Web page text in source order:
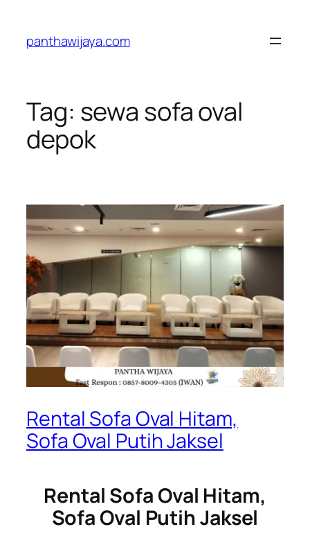
konten
panthawijaya.com
Tag: sewa sofa oval
depok
Rental Sofa Oval Hitam,
Sofa Oval Putih Jaksel
Rental Sofa Oval Hitam,
Sofa Oval Putih Jaksel